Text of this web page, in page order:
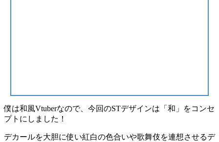
僕は和風Vtuberなので、今回のSTデザインは「和」をコンセ
プトにしました！
デカールを大胆に使い紅白の色合いや歌舞伎を連想させるデ